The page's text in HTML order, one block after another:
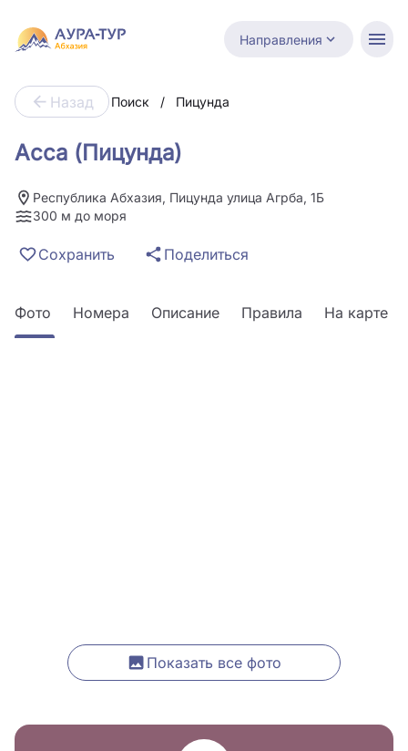
Направления
Назад Поиск / Пицунда
Асса (Пицунда)
Республика Абхазия, Пицунда улица Агрба, 1Б
300 м до моря
Сохранить Поделиться
Фото Номера Описание Правила На карте
Показать все фото